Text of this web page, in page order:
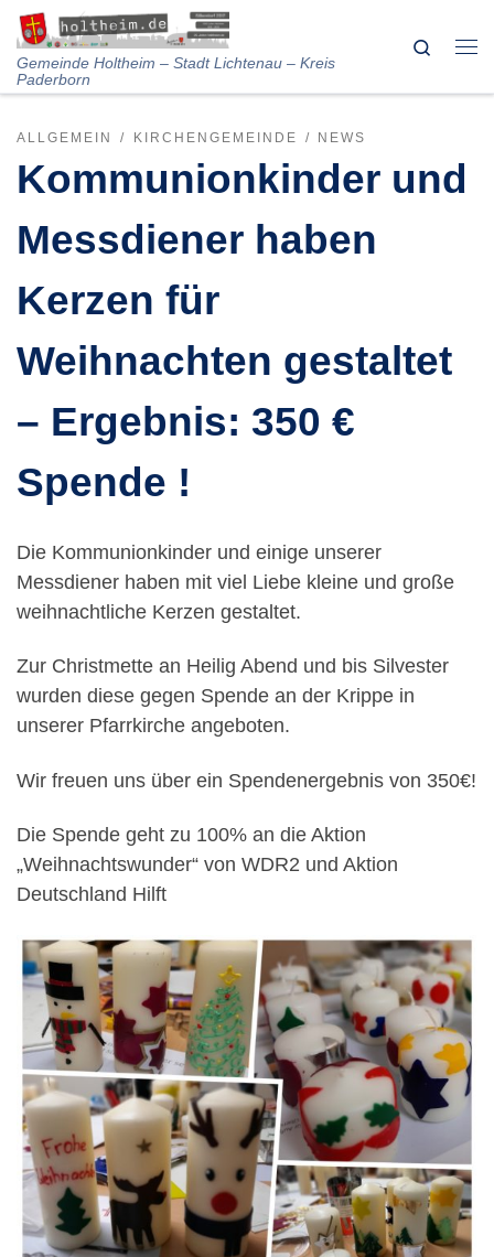
Skip to content
Gemeinde Holtheim – Stadt Lichtenau – Kreis
Paderborn
Search
ALLGEMEIN KIRCHENGEMEINDE NEWS
Kommunionkinder und
Messdiener haben
Kerzen für
Weihnachten gestaltet
– Ergebnis: 350 €
Spende !
Die Kommunionkinder und einige unserer
Messdiener haben mit viel Liebe kleine und große
weihnachtliche Kerzen gestaltet.
Zur Christmette an Heilig Abend und bis Silvester
wurden diese gegen Spende an der Krippe in
unserer Pfarrkirche angeboten.
Wir freuen uns über ein Spendenergebnis von 350€!
Die Spende geht zu 100% an die Aktion
„Weihnachtswunder“ von WDR2 und Aktion
Deutschland Hilft